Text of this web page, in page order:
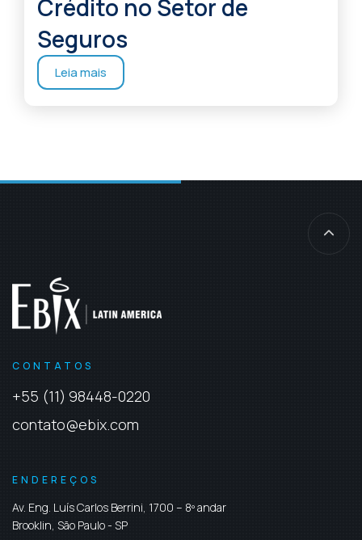
Crédito no Setor de
Seguros
Leia mais
CONTATOS
+55 (11) 98448-0220
contato@ebix.com
ENDEREÇOS
Av. Eng. Luís Carlos Berrini, 1700 – 8º andar
Brooklin, São Paulo- SP